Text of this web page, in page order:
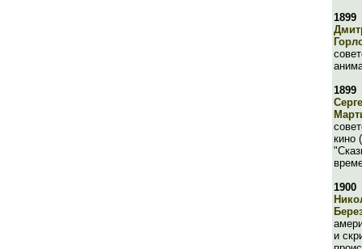
1899
1899
кино
1900
и